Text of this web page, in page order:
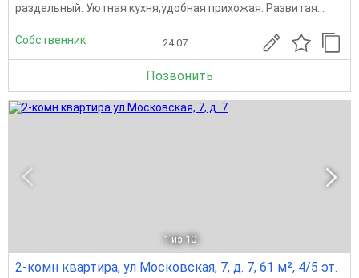
раздельный. Уютная кухня,удобная прихожая. Развитая...
Собственник 24.07
Позвонить
1 из 10
2-комн квартира, ул Московская, 7, д. 7, 61 м², 4/5 эт.